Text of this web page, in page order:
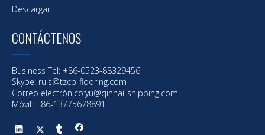
Descargar
CONTÁCTENOS
Business Tel: +86-0523-88329456
Skype: ruis@tzcp-flooring.com
Correo electrónico:yu@qinhai-shipping.com
Móvil: +86-13775678891